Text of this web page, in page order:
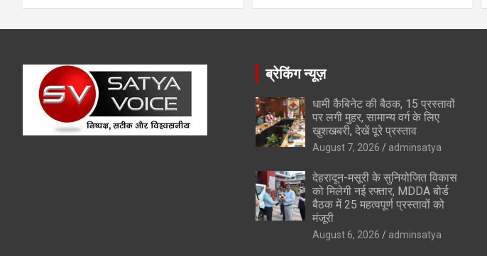
ब्रेकिंग न्यूज़
धामी कैबिनेट की बैठक, 15 प्रस्तावों
पर लगी मुहर, सामान्य वर्ग के लिए
खुशखबरी, देखें पूरे प्रस्ताव
August 7, 2026 adminsatya
देहरादून-मसूरी के सुनियोजित विकास
को मिलेगी नई रफ्तार, MDDA बोर्ड
बैठक में 25 महत्वपूर्ण प्रस्तावों को
मंजूरी
August 6, 2026 adminsatya